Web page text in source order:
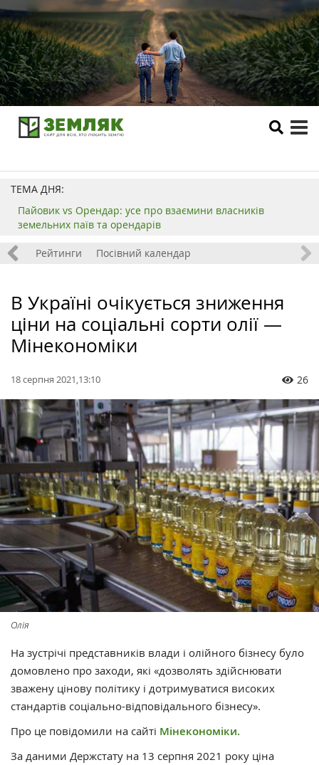
ТЕМА ДНЯ:
Пайовик vs Орендар: усе про взаємини власників
земельних паїв та орендарів
Рейтинги Посівний календар
В Україні очікується зниження
ціни на соціальні сорти олії —
Мінекономіки
18 серпня 2021,13:10 26
Олія
На зустрічі представників влади і олійного бізнесу було
домовлено про заходи, які «дозволять здійснювати
зважену цінову політику і дотримуватися високих
стандартів соціально-відповідального бізнесу».
Про це повідомили на сайті Мінекономіки.
За даними Держстату на 13 серпня 2021 року ціна